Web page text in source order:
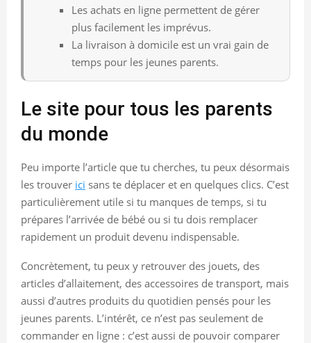
Les achats en ligne permettent de gérer
plus facilement les imprévus.
La livraison à domicile est un vrai gain de
temps pour les jeunes parents.
Le site pour tous les parents
du monde
Peu importe l’article que tu cherches, tu peux désormais
les trouver ici sans te déplacer et en quelques clics. C’est
particulièrement utile si tu manques de temps, si tu
prépares l’arrivée de bébé ou si tu dois remplacer
rapidement un produit devenu indispensable.
Concrètement, tu peux y retrouver des jouets, des
articles d’allaitement, des accessoires de transport, mais
aussi d’autres produits du quotidien pensés pour les
jeunes parents. L’intérêt, ce n’est pas seulement de
commander en ligne : c’est aussi de pouvoir comparer